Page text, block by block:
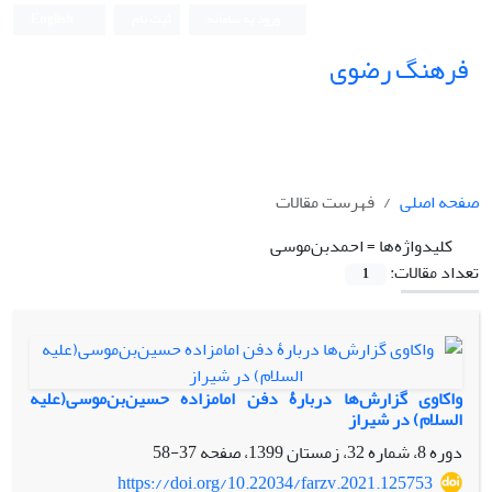
فرهنگ رضوی
صفحه اصلی
فهرست مقالات
کلیدواژه‌ها =احمدبن‌موسی
تعداد مقالات:
1
واکاوی گزارش‌ها دربارۀ دفن امامزاده حسین‌بن‌موسی(علیه
السلام) در شیراز
دوره 8، شماره 32، زمستان 1399، صفحه
37-58
https://doi.org/10.22034/farzv.2021.125753